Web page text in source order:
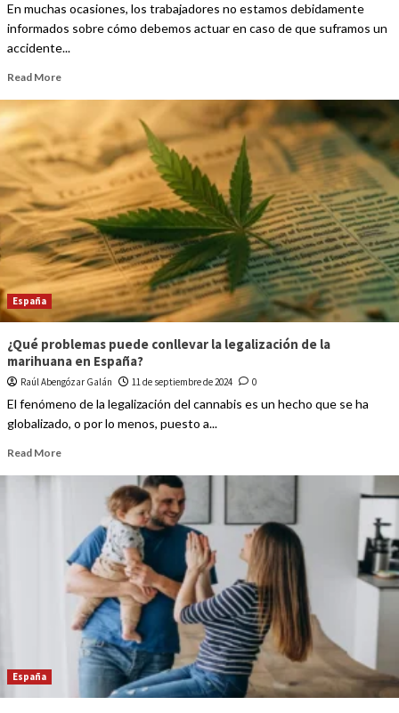
En muchas ocasiones, los trabajadores no estamos debidamente
informados sobre cómo debemos actuar en caso de que suframos un
accidente...
Read More
España
¿Qué problemas puede conllevar la legalización de la
marihuana en España?
Raúl Abengózar Galán 11 de septiembre de 2024 0
El fenómeno de la legalización del cannabis es un hecho que se ha
globalizado, o por lo menos, puesto a...
Read More
España